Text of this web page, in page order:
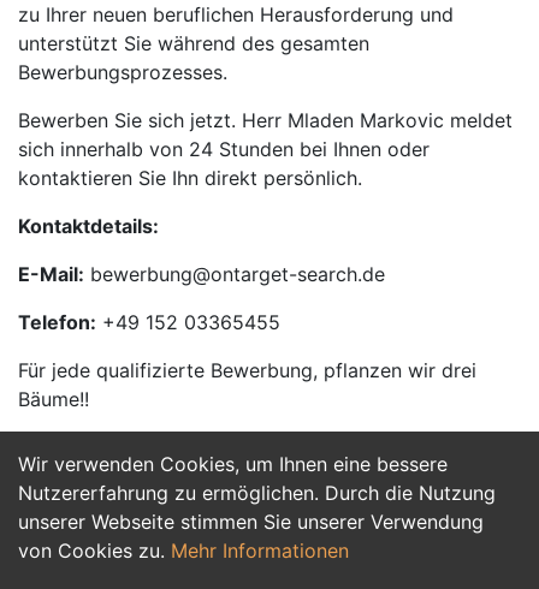
Wir verwenden Cookies, um Ihnen eine bessere
Nutzererfahrung zu ermöglichen. Durch die Nutzung
unserer Webseite stimmen Sie unserer Verwendung
von Cookies zu. Mehr Informationen
zu Ihrer neuen beruflichen Herausforderung und
unterstützt Sie während des gesamten
Bewerbungsprozesses.
Bewerben Sie sich jetzt. Herr Mladen Markovic meldet
sich innerhalb von 24 Stunden bei Ihnen oder
kontaktieren Sie Ihn direkt persönlich.
Kontaktdetails:
E-Mail: bewerbung@ontarget-search.de
Telefon: +49 152 03365455
Für jede qualifizierte Bewerbung, pflanzen wir drei
Bäume!!
Jetzt Bewerben